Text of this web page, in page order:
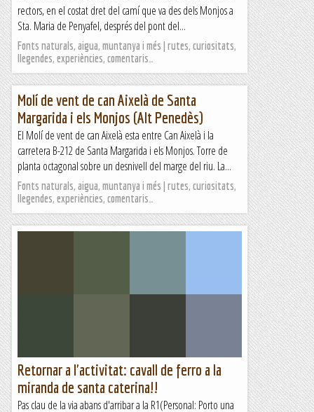
rectors, en el costat dret del camí que va des dels Monjos a
Sta. Maria de Penyafel, després del pont del...
Fonts naturals, aigua, muntanya i més | rutes, curiositats,
llegendes, experiències, comentaris…
Molí de vent de can Aixelà de Santa
Margarida i els Monjos (Alt Penedès)
El Molí de vent de can Aixelà esta entre Can Aixelà i la
carretera B-212 de Santa Margarida i els Monjos. Torre de
planta octagonal sobre un desnivell del marge del riu. La...
Fonts naturals, aigua, muntanya i més | rutes, curiositats,
llegendes, experiències, comentaris…
Retornar a l'activitat: cavall de ferro a la
miranda de santa caterina!!
Pas clau de la via abans d'arribar a la R1(Personal: Porto una